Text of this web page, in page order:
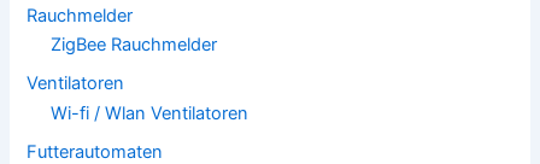
Rauchmelder
ZigBee Rauchmelder
Ventilatoren
Wi-fi / Wlan Ventilatoren
Futterautomaten